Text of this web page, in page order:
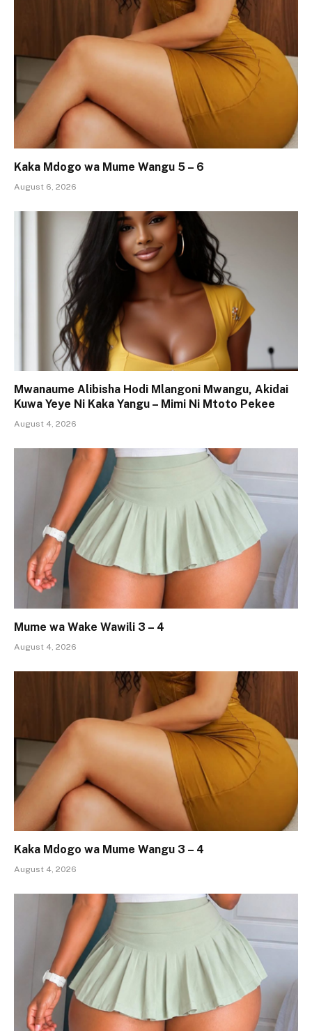
Kaka Mdogo wa Mume Wangu 5 – 6
August 6, 2026
Mwanaume Alibisha Hodi Mlangoni Mwangu, Akidai
Kuwa Yeye Ni Kaka Yangu – Mimi Ni Mtoto Pekee
August 4, 2026
Mume wa Wake Wawili 3 – 4
August 4, 2026
Kaka Mdogo wa Mume Wangu 3 – 4
August 4, 2026